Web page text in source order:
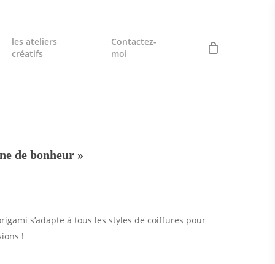
les ateliers
créatifs
Contactez-
moi
de bonheur »
s’adapte à tous les styles de coiffures pour
!